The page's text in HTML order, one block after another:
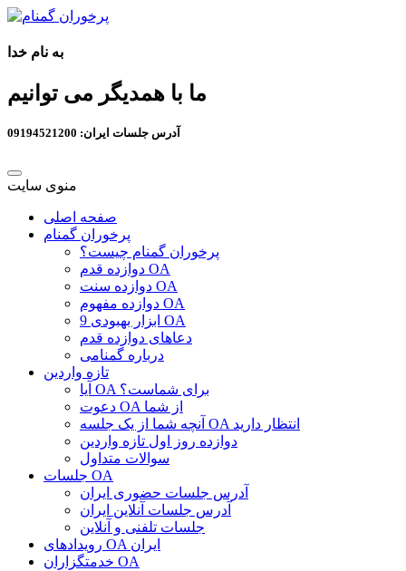
به نام خدا
ما با همدیگر می توانیم
آدرس جلسات ایران: 09194521200
منوی سایت
صفحه اصلی
پرخوران گمنام
پرخوران گمنام چیست؟
دوازده قدم OA
دوازده سنت OA
دوازده مفهوم OA
9 ابزار بهبودی OA
دعاهای دوازده قدم
درباره گمنامی
تازه واردین
آیا OA برای شماست؟
دعوت OA از شما
آنچه شما از یک جلسه OA انتظار دارید
دوازده روز اول تازه واردین
سوالات متداول
جلسات OA
آدرس جلسات حضوری ایران
آدرس جلسات آنلاین ایران
جلسات تلفنی و آنلاین
رویدادهای OA ایران
خدمتگزاران OA